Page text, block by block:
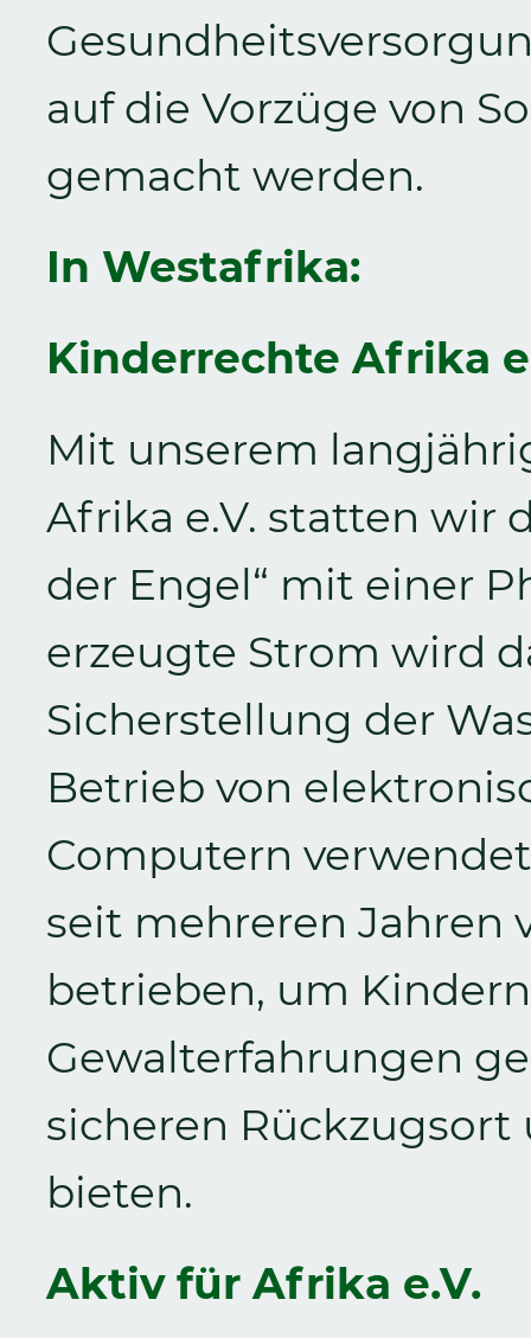
auf die Vorzüge von
gemacht werden.
In Westafrika:
Kinderrechte Afrika
Mit unserem
Afrika e.V. statten wir
der Engel“ mit einer
erzeugte Strom wird
Sicherstellung der
Betrieb von
Computern
seit mehreren Jahren
betrieben, um
Gewalterfahrungen
sicheren Rückzugsort
bieten.
Aktiv für Afrika e.V.